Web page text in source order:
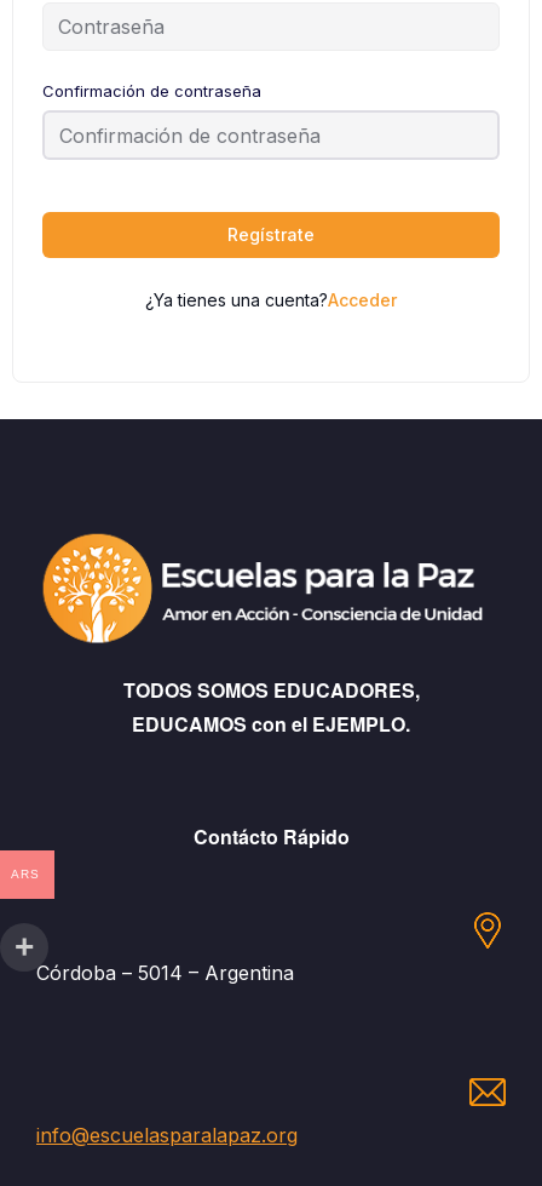
Confirmación de contraseña
Regístrate
¿Ya tienes una cuenta?Acceder
TODOS SOMOS EDUCADORES,
EDUCAMOS con el EJEMPLO.
Contácto Rápido
Córdoba – 5014 – Argentina
info@escuelasparalapaz.org
ARS